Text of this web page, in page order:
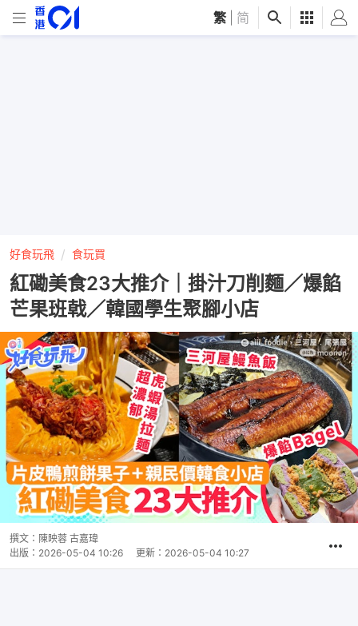
繁 简
好食玩飛 食玩買
紅磡美食23大推介｜掛汁刀削麵／爆餡
芒果班戟／韓國學生聚腳小店
撰文： 陳映蓉 古嘉瑋
出版： 2026-05-04 10:26 更新： 2026-05-04 10:27